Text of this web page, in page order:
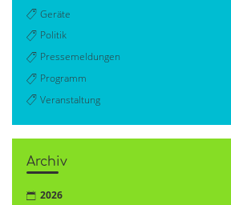
Geräte
Politik
Pressemeldungen
Programm
Veranstaltung
Archiv
2026